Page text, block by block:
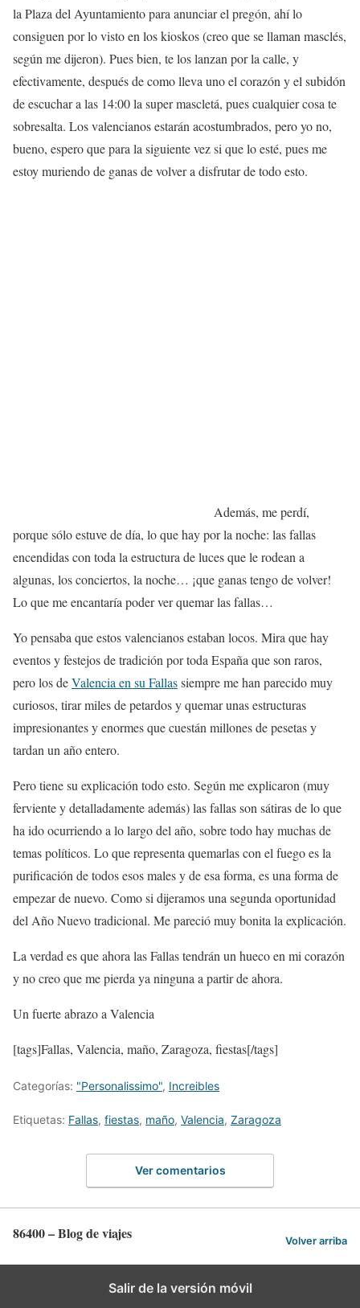
la Plaza del Ayuntamiento para anunciar el pregón, ahí lo
consiguen por lo visto en los kioskos (creo que se llaman masclés,
según me dijeron). Pues bien, te los lanzan por la calle, y
efectivamente, después de como lleva uno el corazón y el subidón
de escuchar a las 14:00 la super mascletá, pues cualquier cosa te
sobresalta. Los valencianos estarán acostumbrados, pero yo no,
bueno, espero que para la siguiente vez si que lo esté, pues me
estoy muriendo de ganas de volver a disfrutar de todo esto.
Además, me perdí,
porque sólo estuve de día, lo que hay por la noche: las fallas
encendidas con toda la estructura de luces que le rodean a
algunas, los conciertos, la noche… ¡que ganas tengo de volver!
Lo que me encantaría poder ver quemar las fallas…
Yo pensaba que estos valencianos estaban locos. Mira que hay
eventos y festejos de tradición por toda España que son raros,
pero los deValencia en su Fallassiempre me han parecido muy
curiosos, tirar miles de petardos y quemar unas estructuras
impresionantes y enormes que cuestán millones de pesetas y
tardan un año entero.
Pero tiene su explicación todo esto. Según me explicaron (muy
ferviente y detalladamente además) las fallas son sátiras de lo que
ha ido ocurriendo a lo largo del año, sobre todo hay muchas de
temas políticos. Lo que representa quemarlas con el fuego es la
purificación de todos esos males y de esa forma, es una forma de
empezar de nuevo. Como si dijeramos una segunda oportunidad
del Año Nuevo tradicional. Me pareció muy bonita la explicación.
La verdad es que ahora las Fallas tendrán un hueco en mi corazón
y no creo que me pierda ya ninguna a partir de ahora.
Un fuerte abrazo a Valencia
[tags]Fallas, Valencia, maño, Zaragoza, fiestas[/tags]
Categorías: "Personalissimo", Increibles
Etiquetas: Fallas, fiestas, maño, Valencia, Zaragoza
Ver comentarios
86400 – Blog de viajes Volver arriba
Salir de la versión móvil